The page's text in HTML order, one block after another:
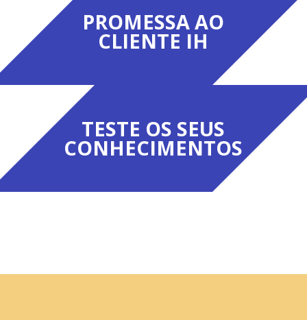
PROMESSA AO
CLIENTE IH
TESTE OS SEUS
CONHECIMENTOS